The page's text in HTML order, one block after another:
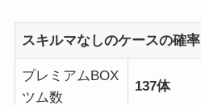
スキルマなしのケースの確率
プレミアムBOX
ツム数
137体